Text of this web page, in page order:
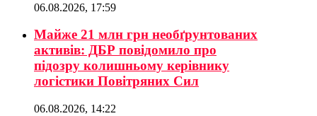
06.08.2026, 17:59
Майже 21 млн грн необґрунтованих
активів: ДБР повідомило про
підозру колишньому керівнику
логістики Повітряних Сил
06.08.2026, 14:22